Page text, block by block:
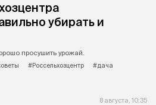
убирать и
просушить урожай.
#Россельхозцентр
#дача
8 августа, 10:35